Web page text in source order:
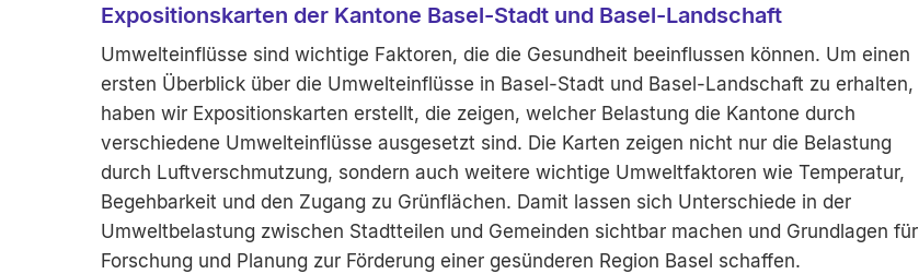
Expositionskarten der Kantone Basel-Stadt und Basel-Landschaft
Umwelteinflüsse sind wichtige Faktoren, die die Gesundheit beeinflussen können. Um einen
ersten Überblick über die Umwelteinflüsse in Basel-Stadt und Basel-Landschaft zu erhalten,
haben wir Expositionskarten erstellt, die zeigen, welcher Belastung die Kantone durch
verschiedene Umwelteinflüsse ausgesetzt sind. Die Karten zeigen nicht nur die Belastung
durch Luftverschmutzung, sondern auch weitere wichtige Umweltfaktoren wie Temperatur,
Begehbarkeit und den Zugang zu Grünflächen. Damit lassen sich Unterschiede in der
Umweltbelastung zwischen Stadtteilen und Gemeinden sichtbar machen und Grundlagen für
Forschung und Planung zur Förderung einer gesünderen Region Basel schaffen.